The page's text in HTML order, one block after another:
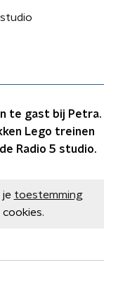
te gast bij Petra.
Lego treinen
Radio 5 studio.
je toestemming